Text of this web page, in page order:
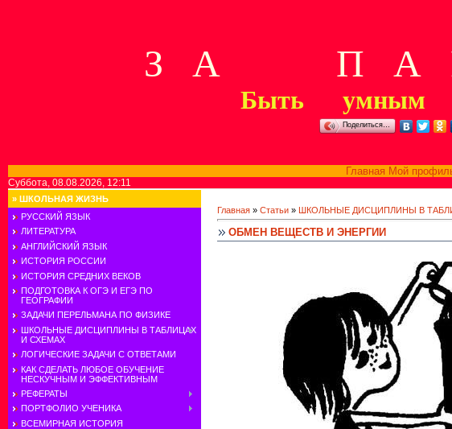
З А П А
Быть умным
Поделиться…
Главная Мой
Суббота, 08.08.2026, 12:11
» ШКОЛЬНАЯ ЖИЗНЬ
РУССКИЙ ЯЗЫК
ЛИТЕРАТУРА
АНГЛИЙСКИЙ ЯЗЫК
ИСТОРИЯ РОССИИ
ИСТОРИЯ СРЕДНИХ ВЕКОВ
ПОДГОТОВКА К ОГЭ И ЕГЭ ПО
ГЕОГРАФИИ
ЗАДАЧИ ПЕРЕЛЬМАНА ПО ФИЗИКЕ
ШКОЛЬНЫЕ ДИСЦИПЛИНЫ В ТАБЛИЦАХ
И СХЕМАХ
ЛОГИЧЕСКИЕ ЗАДАЧИ С ОТВЕТАМИ
КАК СДЕЛАТЬ ЛЮБОЕ ОБУЧЕНИЕ
НЕСКУЧНЫМ И ЭФФЕКТИВНЫМ
РЕФЕРАТЫ
ПОРТФОЛИО УЧЕНИКА
ВСЕМИРНАЯ ИСТОРИЯ
Главная » Статьи » ШКОЛЬНЫЕ ДИСЦИПЛИНЫ В
ОБМЕН ВЕЩЕСТВ И ЭНЕРГИИ